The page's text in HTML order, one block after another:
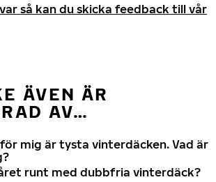
så kan du skicka feedback till vår
ÄVEN ÄR
AV…
mig är tysta vinterdäcken. Vad är
runt med dubbfria vinterdäck?